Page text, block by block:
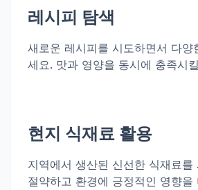
레시피 탐색
새로운 레시피를 시도하면서 다양
세요. 맛과 영양을 동시에 충족시
현지 식재료 활용
지역에서 생산된 신선한 식재료를
절약하고 환경에 긍정적인 영향을